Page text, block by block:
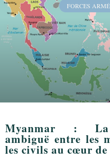
FORCES
Myanmar :
ambiguë entre les
les civils au cœur de